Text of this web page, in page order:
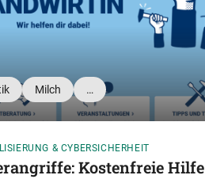
Milch …
& CYBERSICHERHEIT
Kostenfreie Hilfe